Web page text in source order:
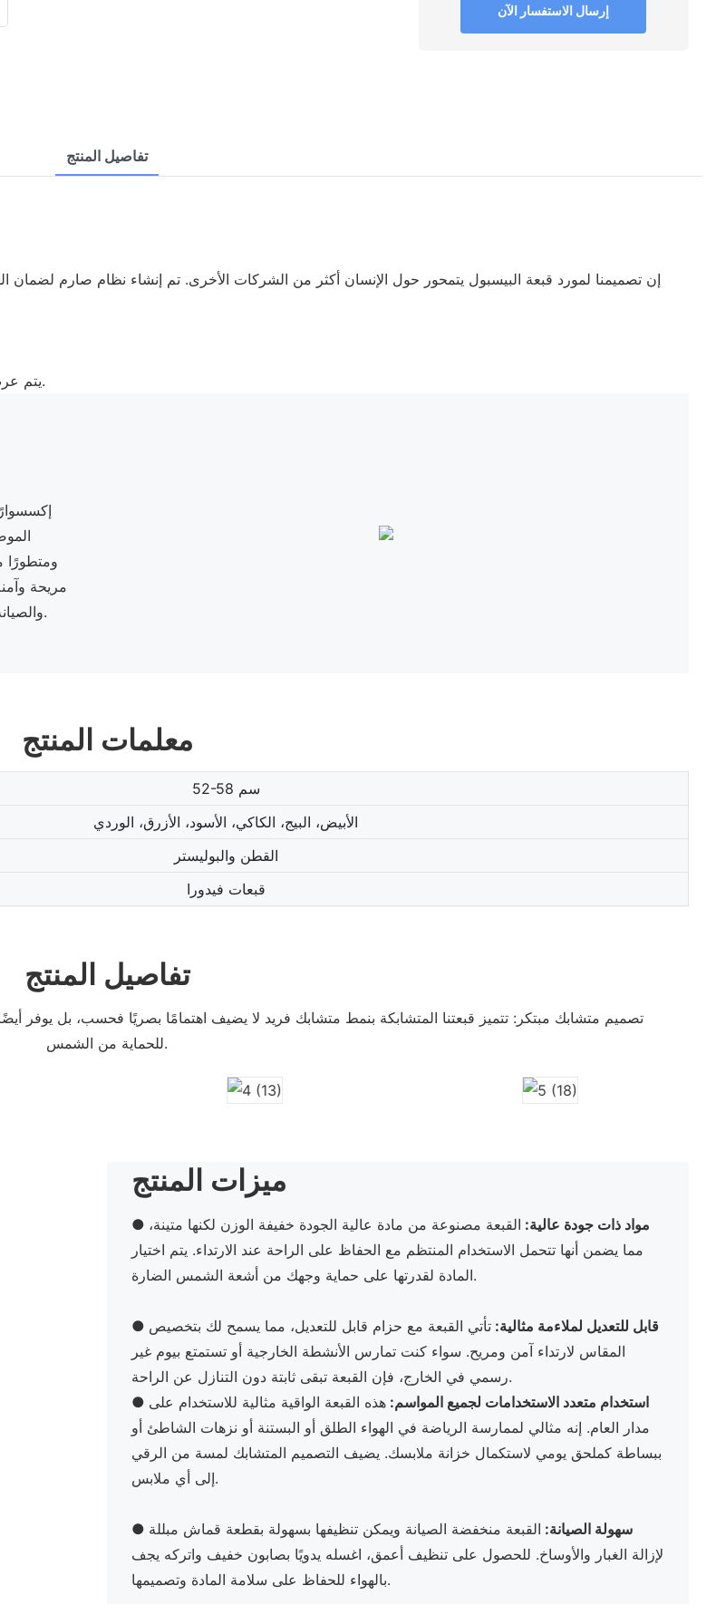
إرسال الاستفسار الآن
تفاصيل المنتج
إن تصميمنا لمورد قبعة البيسبول يتمحور حول الإنسان أكثر من الشركات الأخرى. تم إنشاء نظام صارم لضمان
يتم عرض تفاصيل مورد قبعة البيسبول أدناه. أنها تساعد على معرفة المنتج بشكل أفضل.
ومتطورًا
مريحة
والصيانة، هذه القبعة هي إضافة متعددة الاستخدامات لمجموعة الملحقات الخاصة بك.
معلمات المنتج
52-58 سم
الأبيض، البيج، الكاكي، الأسود، الأزرق، الوردي
القطن والبوليستر
قبعات فيدورا
تفاصيل المنتج
تصميم متشابك مبتكر: تتميز قبعتنا المتشابكة بنمط متشابك فريد لا يضيف اهتمامًا بصريًا فحسب، بل يوفر
للحماية من الشمس.
ميزات المنتج
● مواد ذات جودة عالية: القبعة مصنوعة من مادة عالية الجودة خفيفة الوزن لكنها متينة،
مما يضمن أنها تتحمل الاستخدام المنتظم مع الحفاظ على الراحة عند الارتداء. يتم اختيار
المادة لقدرتها على حماية وجهك من أشعة الشمس الضارة.
● قابل للتعديل لملاءمة مثالية:تأتي القبعة مع حزام قابل للتعديل، مما يسمح لك بتخصيص
المقاس لارتداء آمن ومريح. سواء كنت تمارس الأنشطة الخارجية أو تستمتع بيوم غير
رسمي في الخارج، فإن القبعة تبقى ثابتة دون التنازل عن الراحة.
●
استخدام متعدد الاستخدامات لجميع المواسم:هذه القبعة الواقية مثالية للاستخدام على
مدار العام. إنه مثالي لممارسة الرياضة في الهواء الطلق أو البستنة أو نزهات الشاطئ أو
ببساطة كملحق يومي لاستكمال خزانة ملابسك. يضيف التصميم المتشابك لمسة من الرقي
إلى أي ملابس.
● سهولة الصيانة: القبعة منخفضة الصيانة ويمكن تنظيفها بسهولة بقطعة قماش مبللة
لإزالة الغبار والأوساخ. للحصول على تنظيف أعمق، اغسله يدويًا بصابون خفيف واتركه يجف
بالهواء للحفاظ على سلامة المادة وتصميمها.